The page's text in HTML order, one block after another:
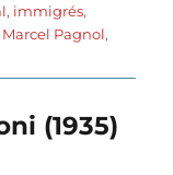
, immigrés,
Marcel Pagnol,
(1935)